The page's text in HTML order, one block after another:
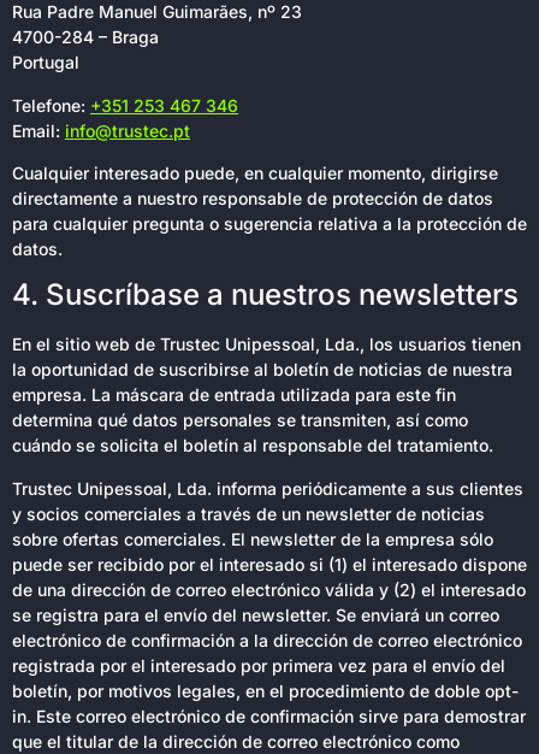
Rua Padre Manuel Guimarães, nº 23
4700-284 – Braga
Portugal
Telefone: +351 253 467 346
Email: info@trustec.pt
Cualquier interesado puede, en cualquier momento, dirigirse
directamente a nuestro responsable de protección de datos
para cualquier pregunta o sugerencia relativa a la protección de
datos.
4. Suscríbase a nuestros newsletters
En el sitio web de Trustec Unipessoal, Lda., los usuarios tienen
la oportunidad de suscribirse al boletín de noticias de nuestra
empresa. La máscara de entrada utilizada para este fin
determina qué datos personales se transmiten, así como
cuándo se solicita el boletín al responsable del tratamiento.
Trustec Unipessoal, Lda. informa periódicamente a sus clientes
y socios comerciales a través de un newsletter de noticias
sobre ofertas comerciales. El newsletter de la empresa sólo
puede ser recibido por el interesado si (1) el interesado dispone
de una dirección de correo electrónico válida y (2) el interesado
se registra para el envío del newsletter. Se enviará un correo
electrónico de confirmación a la dirección de correo electrónico
registrada por el interesado por primera vez para el envío del
boletín, por motivos legales, en el procedimiento de doble opt-
in. Este correo electrónico de confirmación sirve para demostrar
que el titular de la dirección de correo electrónico como